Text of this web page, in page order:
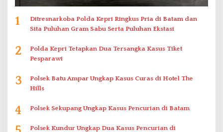
1
Ditresnarkoba Polda Kepri Ringkus Pria di Batam dan
Sita Puluhan Gram Sabu Serta Puluhan Ekstasi
2
Polda Kepri Tetapkan Dua Tersangka Kasus Tiket
Pesparawi
3
Polsek Batu Ampar Ungkap Kasus Curas di Hotel The
Hills
4 Polsek Sekupang Ungkap Kasus Pencurian di Batam
Polsek Kundur Ungkap Dua Kasus Pencurian di